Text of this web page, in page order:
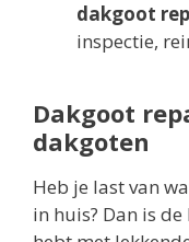
dakgoot
inspectie,
Dakgoot
dakgoten
Heb je last van
in huis? Dan is